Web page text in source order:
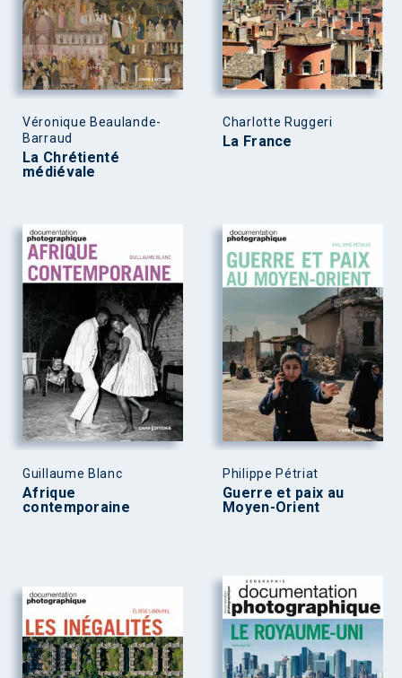
Véronique Beaulande-
Barraud
La Chrétienté
médiévale
Charlotte Ruggeri
La France
Guillaume Blanc
Afrique
contemporaine
Philippe Pétriat
Guerre et paix au
Moyen-Orient